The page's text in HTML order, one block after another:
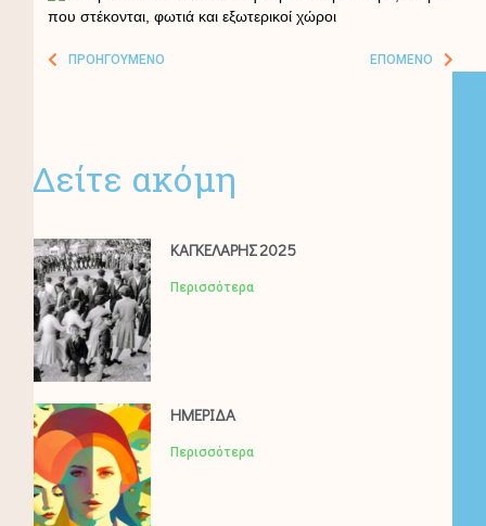
ΠΡΟΗΓΟΎΜΕΝΟ ΕΠΌΜΕΝΟ
Δείτε ακόμη
ΚΑΓΚΕΛΑΡΗΣ 2025
Περισσότερα
ΗΜΕΡΙΔΑ
Περισσότερα